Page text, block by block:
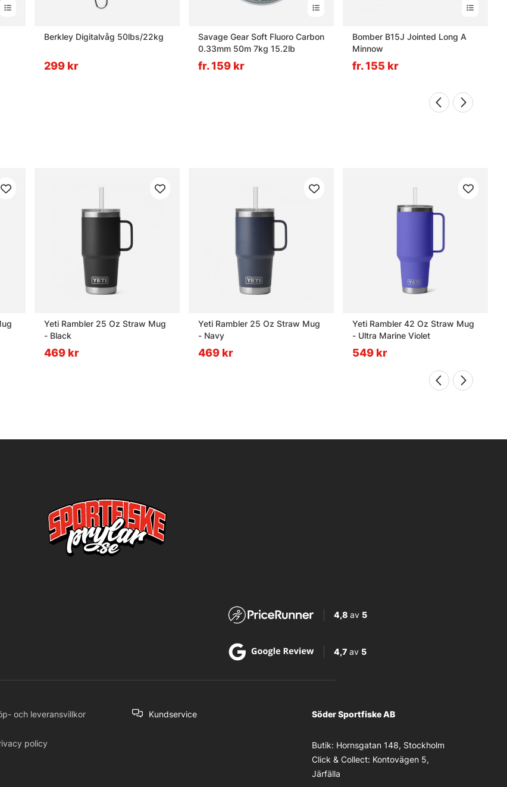
Berkley Digitalvåg 50lbs/22kg
299 kr
Savage Gear Soft Fluoro Carbon
0.33mm 50m 7kg 15.2lb
fr. 159 kr
Bomber B15J Jointed Long A
Minnow
fr. 155 kr
Yeti Rambler 25 Oz Straw Mug
- Black
469 kr
Yeti Rambler 25 Oz Straw Mug
- Navy
469 kr
Yeti Rambler 42 Oz Straw Mug
- Ultra Marine Violet
549 kr
4,8av 5
4,7av 5
och leveransvillkor
policy
Kundservice Söder Sportfiske AB
Butik: Hornsgatan 148, Stockholm
Click & Collect: Kontovägen 5,
Järfälla